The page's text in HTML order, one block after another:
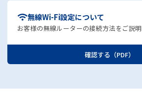
無線Wi-Fi設定について
お客様の無線ルーターの接続方法をご説明
確認する（PDF）